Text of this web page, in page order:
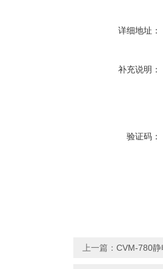
详细地址：
补充说明：
验证码：
上一篇： CVM-780